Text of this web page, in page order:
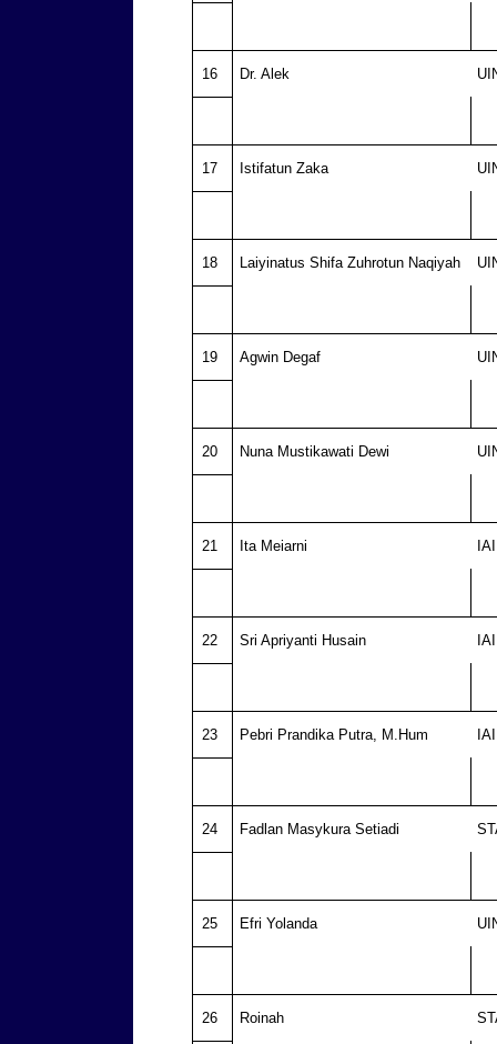
16 Dr. Alek
17 Istifatun Zaka
18 Laiyinatus Shifa Zuhrotun Naqiyah
19 Agwin Degaf
20 Nuna Mustikawati Dewi
21 Ita Meiarni
22 Sri Apriyanti Husain
23 Pebri Prandika Putra, M.Hum
24 Fadlan Masykura Setiadi
25 Efri Yolanda
26 Roinah